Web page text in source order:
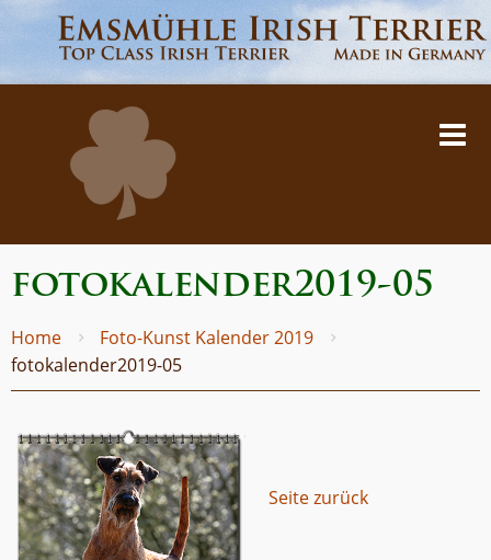
fotokalender2019-05
Home
Foto-Kunst Kalender 2019
fotokalender2019-05
Seite zurück